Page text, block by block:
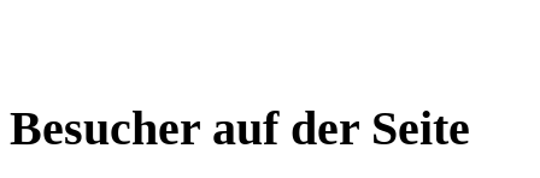
Besucher auf der Seite